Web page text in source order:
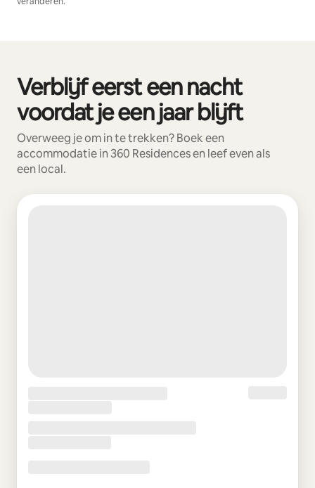
Verblijf eerst een nacht
voordat je een jaar blijft
Overweeg je om in te trekken? Boek een
accommodatie in 360 Residences en leef even als
een local.
0 van 0 items weergegeven